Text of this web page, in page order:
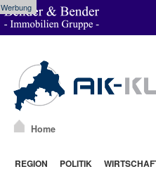
Werbung
Home
REGION POLITIK